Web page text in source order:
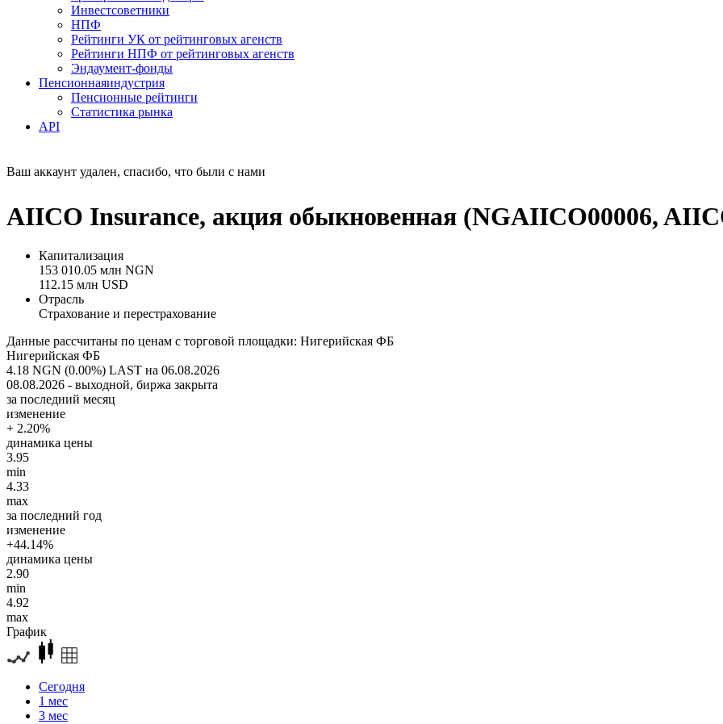
Инвестсоветники
НПФ
Рейтинги УК от рейтинговых агенств
Рейтинги НПФ от рейтинговых агенств
Эндаумент-фонды
Пенсионнаяиндустрия
Пенсионные рейтинги
Статистика рынка
API
Ваш аккаунт удален, спасибо, что были с нами
AIICO Insurance, акция обыкновенная (NGAIICO00006,
Капитализация
153 010.05 млн NGN
112.15 млн USD
Отрасль
Страхование и перестрахование
Данные рассчитаны по ценам с торговой площадки: Нигерийская ФБ
Нигерийская ФБ
4.18 NGN (0.00%) LAST на 06.08.2026
08.08.2026 - выходной, биржа закрыта
за последний месяц
изменение
+ 2.20%
динамика цены
3.95
min
4.33
max
за последний год
изменение
+44.14%
динамика цены
2.90
min
4.92
max
График
Сегодня
1 мес
3 мес